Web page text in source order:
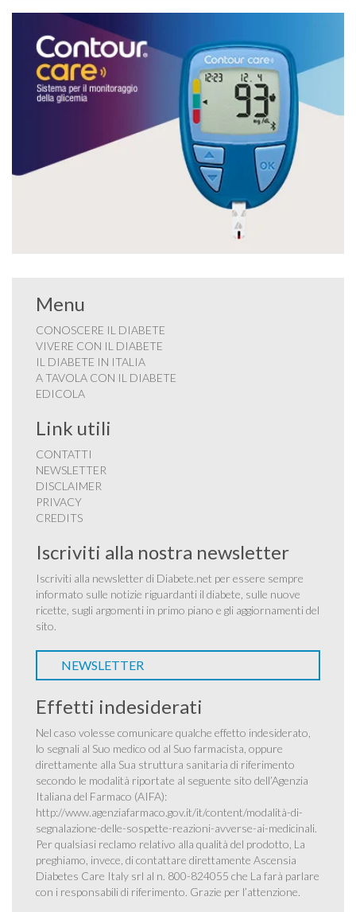
Menu
CONOSCERE IL DIABETE
VIVERE CON IL DIABETE
IL DIABETE IN ITALIA
A TAVOLA CON IL DIABETE
EDICOLA
Link utili
CONTATTI
NEWSLETTER
DISCLAIMER
PRIVACY
CREDITS
Iscriviti alla nostra newsletter
Iscriviti alla newsletter di Diabete.net per essere sempre
informato sulle notizie riguardanti il diabete, sulle nuove
ricette, sugli argomenti in primo piano e gli aggiornamenti del
sito.
NEWSLETTER
Effetti indesiderati
Nel caso volesse comunicare qualche effetto indesiderato,
lo segnali al Suo medico od al Suo farmacista, oppure
direttamente alla Sua struttura sanitaria di riferimento
secondo le modalità riportate al seguente sito dell’Agenzia
Italiana del Farmaco (AIFA):
http://www.agenziafarmaco.gov.it/it/content/modalità-di-
segnalazione-delle-sospette-reazioni-avverse-ai-medicinali.
Per qualsiasi reclamo relativo alla qualità del prodotto, La
preghiamo, invece, di contattare direttamente Ascensia
Diabetes Care Italy srl al n. 800-824055 che La farà parlare
con i responsabili di riferimento. Grazie per l’attenzione.